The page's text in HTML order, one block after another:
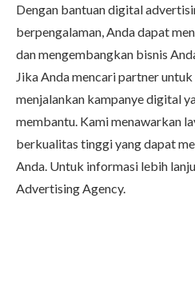
Dengan bantuan digital
berpengalaman, Anda dapat
dan mengembangkan bisnis
Jika Anda mencari partner
menjalankan kampanye digital
membantu. Kami menawarkan
berkualitas tinggi yang dapat
Anda. Untuk informasi lebih
Advertising Agency.